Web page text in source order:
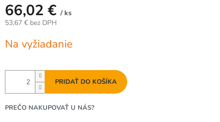
66,02 € / ks
53,67 € bez DPH
cena:
Na vyžiadanie
PRIDAŤ DO KOŠÍKA
PREČO NAKUPOVAŤ U NÁS?